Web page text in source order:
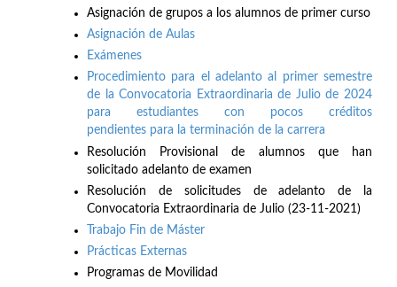
Asignación de grupos a los alumnos de primer curso
Asignación de Aulas
Exámenes
Procedimiento para el adelanto al primer semestre
de la Convocatoria Extraordinaria de Julio de 2024
para estudiantes con pocos créditos
pendientes para la terminación de la carrera
Resolución Provisional de alumnos que han
solicitado adelanto de examen
Resolución de solicitudes de adelanto de la
Convocatoria Extraordinaria de Julio (23-11-2021)
Trabajo Fin de Máster
Prácticas Externas
Programas de Movilidad